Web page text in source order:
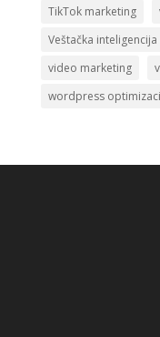
TikTok marketing
Veštačka
video marketing
wordpress